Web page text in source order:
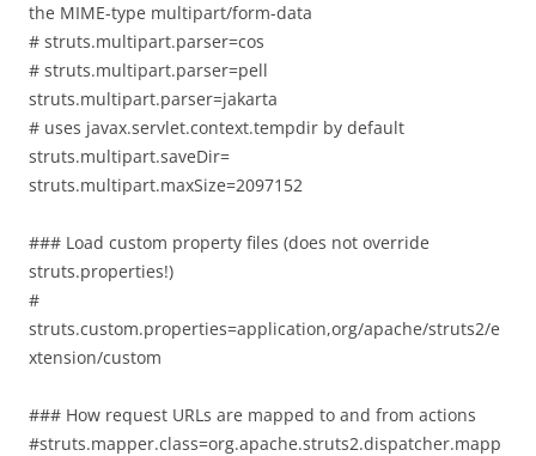
the MIME-type multipart/form-data
# struts.multipart.parser=cos
# struts.multipart.parser=pell
struts.multipart.parser=jakarta
# uses javax.servlet.context.tempdir by default
struts.multipart.saveDir=
struts.multipart.maxSize=2097152
### Load custom property files (does not override
struts.properties!)
#
struts.custom.properties=application,org/apache/struts2/e
xtension/custom
### How request URLs are mapped to and from actions
#struts.mapper.class=org.apache.struts2.dispatcher.mapp